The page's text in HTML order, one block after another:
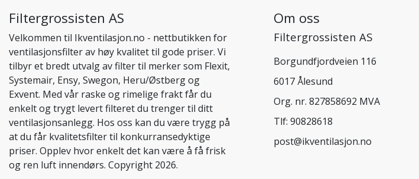
Filtergrossisten AS
Velkommen til Ikventilasjon.no - nettbutikken for
ventilasjonsfilter av høy kvalitet til gode priser. Vi
tilbyr et bredt utvalg av filter til merker som Flexit,
Systemair, Ensy, Swegon, Heru/Østberg og
Exvent. Med vår raske og rimelige frakt får du
enkelt og trygt levert filteret du trenger til ditt
ventilasjonsanlegg. Hos oss kan du være trygg på
at du får kvalitetsfilter til konkurransedyktige
priser. Opplev hvor enkelt det kan være å få frisk
og ren luft innendørs. Copyright 2026.
Om oss
Filtergrossisten AS
Borgundfjordveien 116
6017 Ålesund
Org. nr. 827858692 MVA
Tlf: 90828618
post@ikventilasjon.no